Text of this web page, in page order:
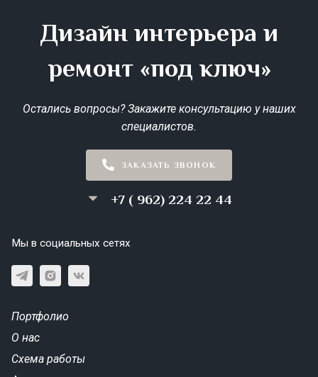
Дизайн интерьера и
ремонт «под ключ»
Остались вопросы? Закажите консультацию у наших
специалистов.
ЗАКАЗАТЬ ЗВОНОК
+7 ( 962) 224 22 44
Мы в социальных сетях
Портфолио
О нас
Схема работы